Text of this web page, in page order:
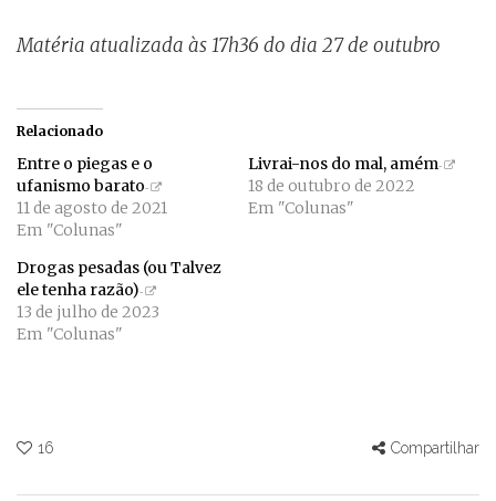
Matéria atualizada às 17h36 do dia 27 de outubro
Relacionado
Entre o piegas e o
ufanismo barato
11 de agosto de 2021
Em "Colunas"
Livrai-nos do mal, amém
18 de outubro de 2022
Em "Colunas"
Drogas pesadas (ou Talvez
ele tenha razão)
13 de julho de 2023
Em "Colunas"
16 Compartilhar